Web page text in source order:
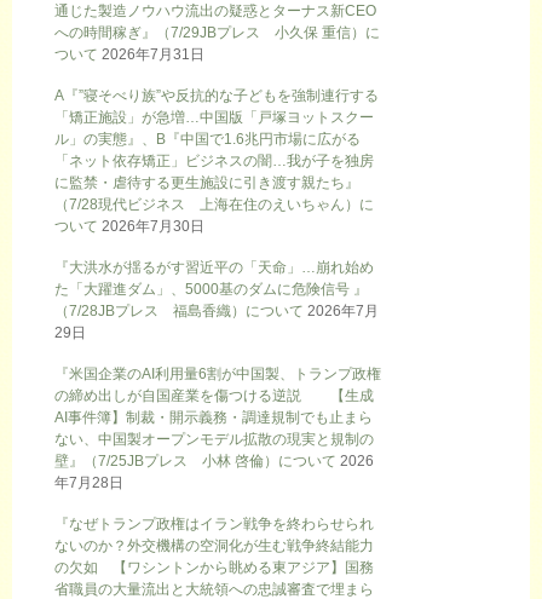
通じた製造ノウハウ流出の疑惑とターナス新CEO
への時間稼ぎ』（7/29JBプレス 小久保 重信）に
ついて 2026年7月31日
A『”寝そべり族”や反抗的な子どもを強制連行する
「矯正施設」が急増…中国版「戸塚ヨットスクー
ル」の実態』、B『中国で1.6兆円市場に広がる
「ネット依存矯正」ビジネスの闇…我が子を独房
に監禁・虐待する更生施設に引き渡す親たち』
（7/28現代ビジネス 上海在住のえいちゃん）に
ついて 2026年7月30日
『大洪水が揺るがす習近平の「天命」…崩れ始め
た「大躍進ダム」、5000基のダムに危険信号 』
（7/28JBプレス 福島香織）について 2026年7月
29日
『米国企業のAI利用量6割が中国製、トランプ政権
の締め出しが自国産業を傷つける逆説 【生成
AI事件簿】制裁・開示義務・調達規制でも止まら
ない、中国製オープンモデル拡散の現実と規制の
壁』（7/25JBプレス 小林 啓倫）について 2026
年7月28日
『なぜトランプ政権はイラン戦争を終わらせられ
ないのか？外交機構の空洞化が生む戦争終結能力
の欠如 【ワシントンから眺める東アジア】国務
省職員の大量流出と大統領への忠誠審査で埋まら